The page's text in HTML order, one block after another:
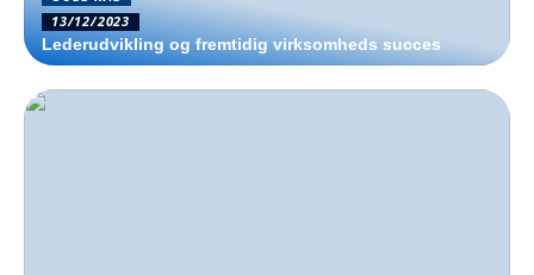
13/12/2023
Lederudvikling og fremtidig virksomheds succes